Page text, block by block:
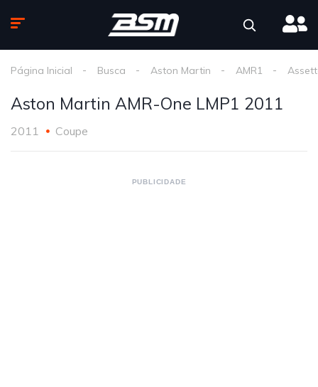
Página Inicial Busca Aston Martin AMR1
Aston Martin AMR-One LMP1 2011
2011 Coupe
PUBLICIDADE